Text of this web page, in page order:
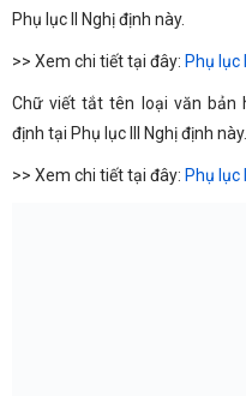
Phụ lục II Nghị định này.
>> Xem chi tiết tại đây: Phụ lục
Chữ viết tắt tên loại văn bản
định tại Phụ lục III Nghị định này.
>> Xem chi tiết tại đây: Phụ lục